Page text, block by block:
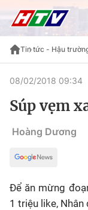
Tin tức - Hậu
08/02/2018 09:34
Súp vẹm
Hoàng Dương
Để ăn mừng
1 triệu like,